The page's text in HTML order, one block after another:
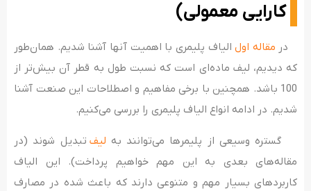
کارایی معمولی)
در مقاله اول الیاف پلیمری با اهمیت آنها آشنا شدیم. همان‌طور
که دیدیم، لیف ماده‌ای است که نسبت طول به قطر آن بیش‌تر از
100 باشد. همچنین با برخی مفاهیم و اصطلاحات این صنعت آشنا
شدیم. در ادامه انواع الیاف پلیمری را بررسی می‌کنیم.
گستره وسیعی از پلیمرها می‌توانند به‌ لیف تبدیل شوند (در
مقاله‌های بعدی به این مهم خواهیم پرداخت). این الیاف
کاربردهای بسیار مهم و متنوعی دارند که باعث شده در مصارف